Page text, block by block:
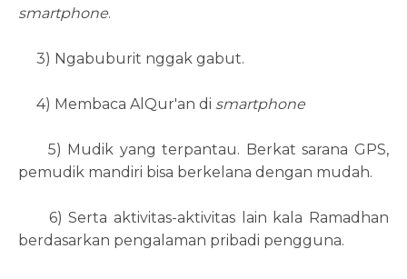
smartphone.
3) Ngabuburit nggak gabut.
4) Membaca AlQur'an di smartphone
5) Mudik yang terpantau. Berkat sarana GPS,
pemudik mandiri bisa berkelana dengan mudah.
6) Serta aktivitas-aktivitas lain kala Ramadhan
berdasarkan pengalaman pribadi pengguna.